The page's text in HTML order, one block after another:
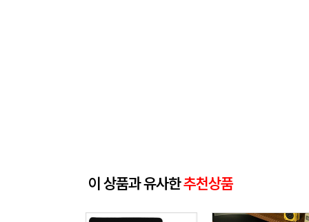
이 상품과 유사한추천상품